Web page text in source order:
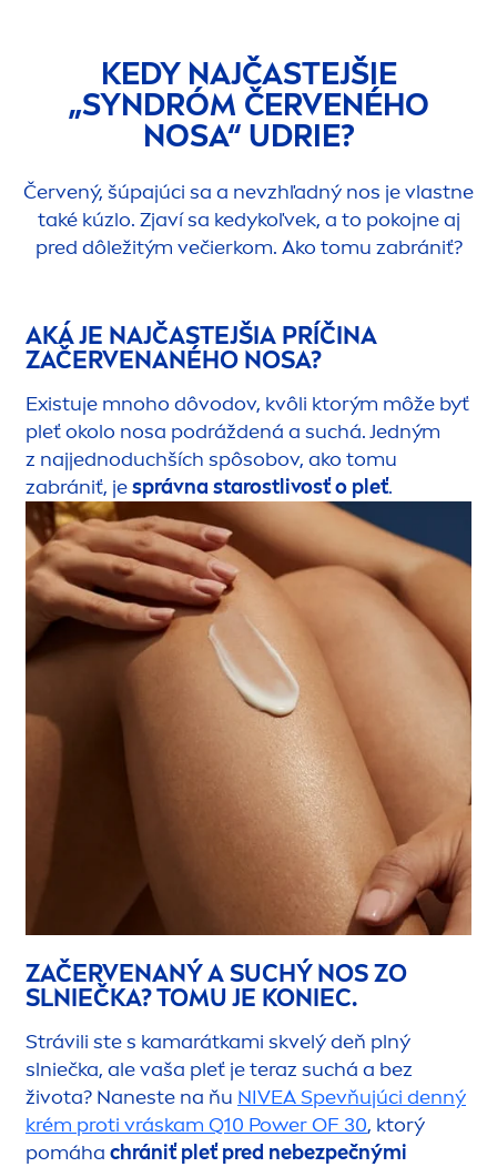
KEDY NAJČASTEJŠIE
„SYNDRÓM ČERVENÉHO
NOSA“ UDRIE?
Červený, šúpajúci sa a nevzhľadný nos je vlastne
také kúzlo. Zjaví sa kedykoľvek, a to pokojne aj
pred dôležitým večierkom. Ako tomu zabrániť?
AKÁ JE NAJČASTEJŠIA PRÍČINA
ZAČERVENANÉHO NOSA?
Existuje mnoho dôvodov, kvôli ktorým môže byť
pleť okolo nosa podráždená a suchá. Jedným
z najjednoduchších spôsobov, ako tomu
zabrániť, jesprávna starostlivosť o pleť.
ZAČERVENANÝ A SUCHÝ NOS ZO
SLNIEČKA? TOMU JE KONIEC.
Strávili ste s kamarátkami skvelý deň plný
slniečka, ale vaša pleť je teraz suchá a bez
života? Naneste na ňu NIVEASpevňujúci denný
krém proti vráskam Q10 Power OF 30, ktorý
pomáha chrániť pleť pred nebezpečnými